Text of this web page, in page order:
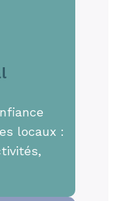
locaux :